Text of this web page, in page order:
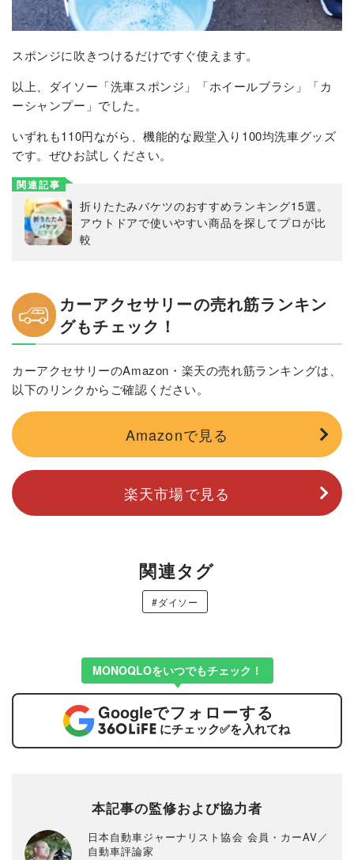
スポンジに吹きつけるだけですぐ使えます。
以上、ダイソー「洗車スポンジ」「ホイールブラシ」「カ
ーシャンプー」でした。
いずれも110円ながら、機能的な殿堂入り100均洗車グッズ
です。ぜひお試しください。
関連記事
折りたたみバケツのおすすめランキング15選。
アウトドアで使いやすい商品を探してプロが比
較
カーアクセサリーの売れ筋ランキン
グもチェック！
カーアクセサリーのAmazon・楽天の売れ筋ランキングは、
以下のリンクからご確認ください。
Amazonで見る
楽天市場で見る
関連タグ
#ダイソー
MONOQLOをいつでもチェック！
Googleでフォローする
にチェック✅を入れてね
本記事の監修および協力者
日本自動車ジャーナリスト協会 会員・カーAV／
自動車評論家